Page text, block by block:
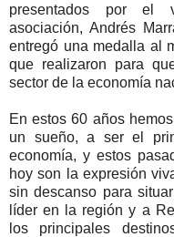
presentados por el
asociación, Andrés
entregó una medalla al
que realizaron para
sector de la economía
En estos 60 años
un sueño, a ser el
economía, y estos
hoy son la expresión
sin descanso para
líder en la región y a
los principales